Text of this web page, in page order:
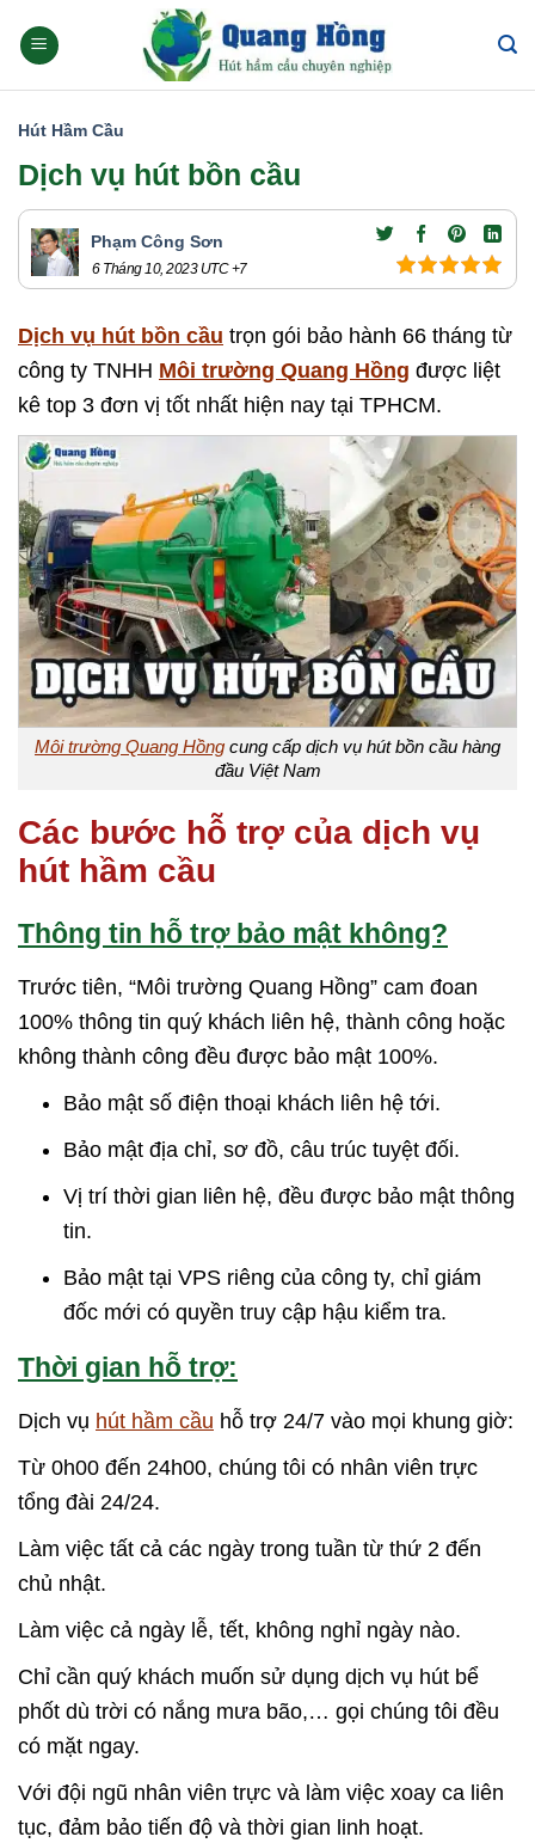
Hút Hầm Cầu
Dịch vụ hút bồn cầu
Phạm Công Sơn
6 Tháng 10, 2023UTC +7
Dịch vụ hút bồn cầu trọn gói bảo hành 66 tháng từ
công ty TNHH Môi trường Quang Hồng được liệt
kê top 3 đơn vị tốt nhất hiện nay tại TPHCM.
Môi trường Quang Hồng cung cấp dịch vụ hút bồn cầu hàng
đầu Việt Nam
Các bước hỗ trợ của dịch vụ
hút hầm cầu
Thông tin hỗ trợ bảo mật không?
Trước tiên, “Môi trường Quang Hồng” cam đoan
100% thông tin quý khách liên hệ, thành công hoặc
không thành công đều được bảo mật 100%.
Bảo mật số điện thoại khách liên hệ tới.
Bảo mật địa chỉ, sơ đồ, câu trúc tuyệt đối.
Vị trí thời gian liên hệ, đều được bảo mật thông
tin.
Bảo mật tại VPS riêng của công ty, chỉ giám
đốc mới có quyền truy cập hậu kiểm tra.
Thời gian hỗ trợ:
Dịch vụ hút hầm cầu hỗ trợ 24/7 vào mọi khung giờ:
Từ 0h00 đến 24h00, chúng tôi có nhân viên trực
tổng đài 24/24.
Làm việc tất cả các ngày trong tuần từ thứ 2 đến
chủ nhật.
Làm việc cả ngày lễ, tết, không nghỉ ngày nào.
Chỉ cần quý khách muốn sử dụng dịch vụ hút bể
phốt dù trời có nắng mưa bão,… gọi chúng tôi đều
có mặt ngay.
Với đội ngũ nhân viên trực và làm việc xoay ca liên
tục, đảm bảo tiến độ và thời gian linh hoạt.